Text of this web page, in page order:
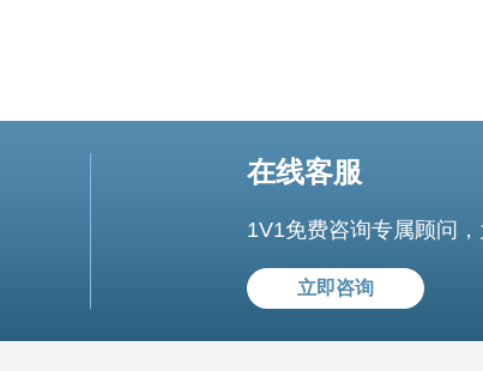
在线客服
1V1免费咨询专属顾问
立即咨询